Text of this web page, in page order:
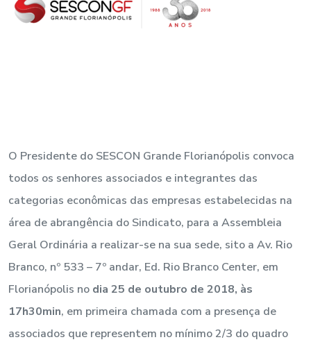
O Presidente do SESCON Grande Florianópolis convoca
todos os senhores associados e integrantes das
categorias econômicas das empresas estabelecidas na
área de abrangência do Sindicato, para a Assembleia
Geral Ordinária a realizar-se na sua sede, sito a Av. Rio
Branco, nº 533 – 7º andar, Ed. Rio Branco Center, em
Florianópolis no dia 25 de outubro de 2018, às
17h30min, em primeira chamada com a presença de
associados que representem no mínimo 2/3 do quadro